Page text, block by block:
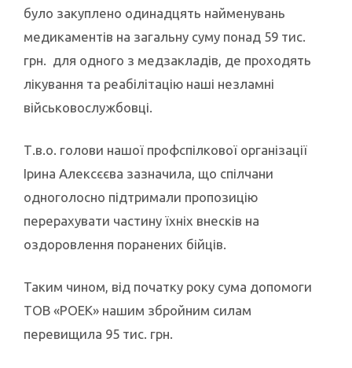
було закуплено одинадцять найменувань
медикаментів на загальну суму понад 59 тис.
грн. для одного з медзакладів, де проходять
лікування та реабілітацію наші незламні
військовослужбовці.
Т.в.о. голови нашої профспілкової організації
Ірина Алексєєва зазначила, що спілчани
одноголосно підтримали пропозицію
перерахувати частину їхніх внесків на
оздоровлення поранених бійців.
Таким чином, від початку року сума допомоги
ТОВ «РОЕК» нашим збройним силам
перевищила 95 тис. грн.